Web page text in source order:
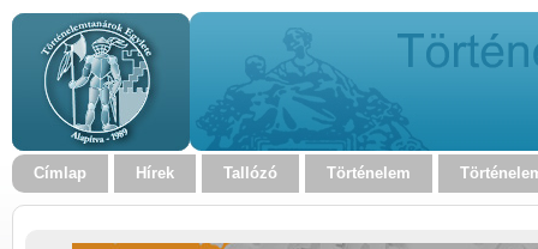
Címlap Hírek Tallózó Történelem